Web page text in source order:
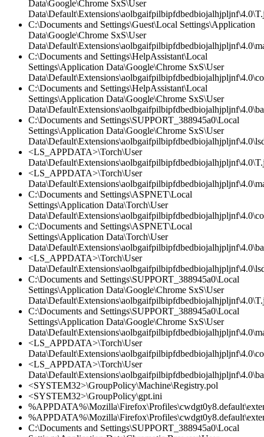
Data\Google\Chrome SxS\User
C:\Documents and Settings\Guest\Local Settings\Application
Data\Google\Chrome SxS\User
C:\Documents and Settings\HelpAssistant\Local
Settings\Application Data\Google\Chrome SxS\User
C:\Documents and Settings\HelpAssistant\Local
Settings\Application Data\Google\Chrome SxS\User
C:\Documents and Settings\SUPPORT_388945a0\Local
Settings\Application Data\Google\Chrome SxS\User
<LS_APPDATA>\Torch\User
<LS_APPDATA>\Torch\User
C:\Documents and Settings\ASPNET\Local
Settings\Application Data\Torch\User
C:\Documents and Settings\ASPNET\Local
Settings\Application Data\Torch\User
<LS_APPDATA>\Torch\User
C:\Documents and Settings\SUPPORT_388945a0\Local
Settings\Application Data\Google\Chrome SxS\User
C:\Documents and Settings\SUPPORT_388945a0\Local
Settings\Application Data\Google\Chrome SxS\User
<LS_APPDATA>\Torch\User
<LS_APPDATA>\Torch\User
<SYSTEM32>\GroupPolicy\Machine\Registry.pol
<SYSTEM32>\GroupPolicy\gpt.ini
C:\Documents and Settings\SUPPORT_388945a0\Local